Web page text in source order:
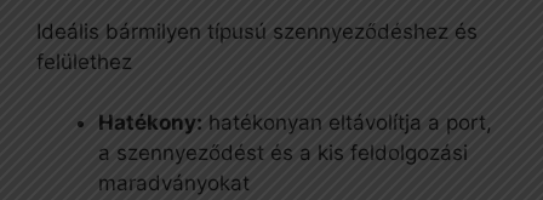
Ideális bármilyen típusú szennyeződéshez és
felülethez
Hatékony: hatékonyan eltávolítja a port,
a szennyeződést és a kis feldolgozási
maradványokat